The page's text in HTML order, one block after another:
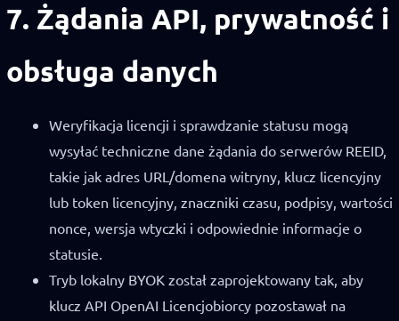
7. Żądania API, prywatność i
obsługa danych
Weryfikacja licencji i sprawdzanie statusu mogą
wysyłać techniczne dane żądania do serwerów REEID,
takie jak adres URL/domena witryny, klucz licencyjny
lub token licencyjny, znaczniki czasu, podpisy, wartości
nonce, wersja wtyczki i odpowiednie informacje o
statusie.
Tryb lokalny BYOK został zaprojektowany tak, aby
klucz API OpenAI Licencjobiorcy pozostawał na